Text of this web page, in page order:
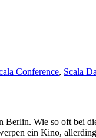
Conference, Scala
Wie so oft bei
ein Kino,